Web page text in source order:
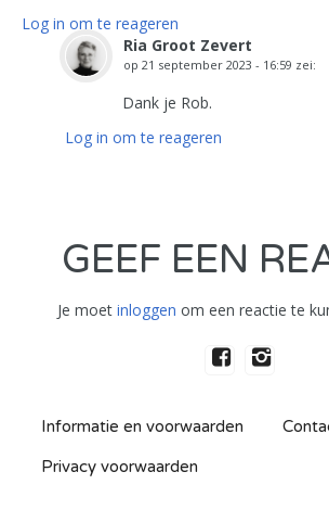
Log in om te reageren
Ria Groot Zevert
op 21 september 2023 - 16:59 zei:
Dank je Rob.
Log in om te reageren
GEEF EEN
Je moet inloggen om een reactie te
Informatie en voorwaarden
Privacy voorwaarden